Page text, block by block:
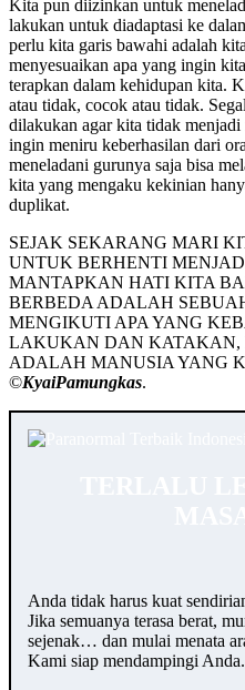
Kita pun diizinkan untuk
lakukan untuk diadaptasi ke
perlu kita garis bawahi adalah
menyesuaikan apa yang ingin
terapkan dalam kehidupan kita.
atau tidak, cocok atau tidak.
dilakukan agar kita tidak menjadi
ingin meniru keberhasilan dari
meneladani gurunya saja bisa
kita yang mengaku kekinian
duplikat.
SEJAK SEKARANG MARI
UNTUK BERHENTI
MANTAPKAN HATI KITA
BERBEDA ADALAH
MENGIKUTI APA YANG
LAKUKAN DAN KATAKAN,
ADALAH MANUSIA YANG
©️KyaiPamungkas.
Anda tidak harus kuat
Jika semuanya terasa berat,
sejenak… dan mulai menata
Kami siap mendampingi Anda.